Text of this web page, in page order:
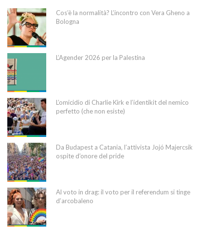
Cos’è la normalità? L’incontro con Vera Gheno a
Bologna
L’Agender 2026 per la Palestina
L’omicidio di Charlie Kirk e l’identikit del nemico
perfetto (che non esiste)
Da Budapest a Catania, l’attivista Jojó Majercsik
ospite d’onore del pride
Al voto in drag: il voto per il referendum si tinge
d’arcobaleno